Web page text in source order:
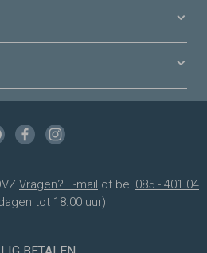
Vragen? E-mail of bel 085 - 401 04
tot 18.00 uur)